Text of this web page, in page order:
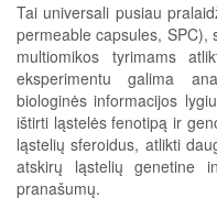
Tai universali pusiau
permeable capsules, SPC),
multiomikos tyrimams
eksperimentu galima
biologinės informacijos
ištirti ląstelės fenotipą ir
ląstelių sferoidus, atlikti
atskirų ląstelių genetine
pranašumų.